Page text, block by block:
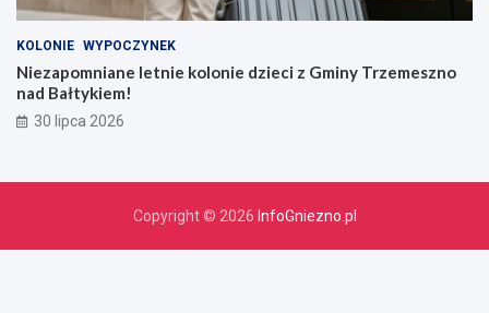
KOLONIE WYPOCZYNEK
Niezapomniane letnie kolonie dzieci z Gminy Trzemeszno
nad Bałtykiem!
30 lipca 2026
Copyright © 2026 InfoGniezno.pl